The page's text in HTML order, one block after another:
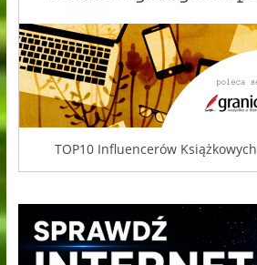
TOP10 Influencerów Książkowych